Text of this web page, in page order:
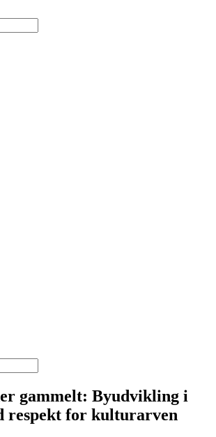
gammelt: Byudvikling i
respekt for kulturarven